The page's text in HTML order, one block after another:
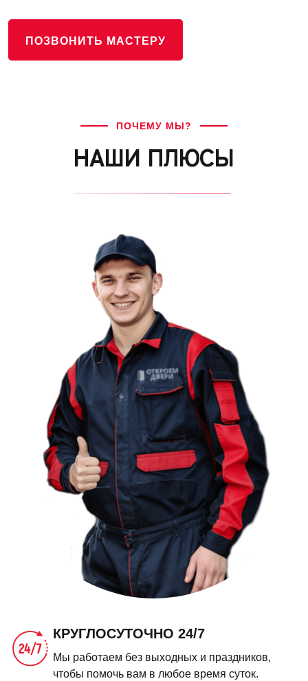
ПОЗВОНИТЬ МАСТЕРУ
ПОЧЕМУ МЫ?
НАШИ ПЛЮСЫ
КРУГЛОСУТОЧНО 24/7
Мы работаем без выходных и праздников,
чтобы помочь вам в любое время суток.